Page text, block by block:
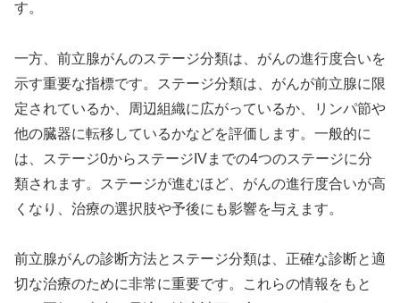
す。
一方、前立腺がんのステージ分類は、がんの進行度合いを
示す重要な指標です。ステージ分類は、がんが前立腺に限
定されているか、周辺組織に広がっているか、リンパ節や
他の臓器に転移しているかなどを評価します。一般的に
は、ステージ0からステージIVまでの4つのステージに分
類されます。ステージが進むほど、がんの進行度合いが高
くなり、治療の選択肢や予後にも影響を与えます。
前立腺がんの診断方法とステージ分類は、正確な診断と適
切な治療のために非常に重要です。これらの情報をもと